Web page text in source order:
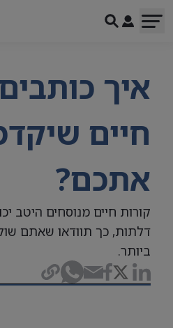
איך
חיים
אתכם?
קורות חיים מנוסחים היטב
דלתות, כך תוודאו שאתם
ביותר.